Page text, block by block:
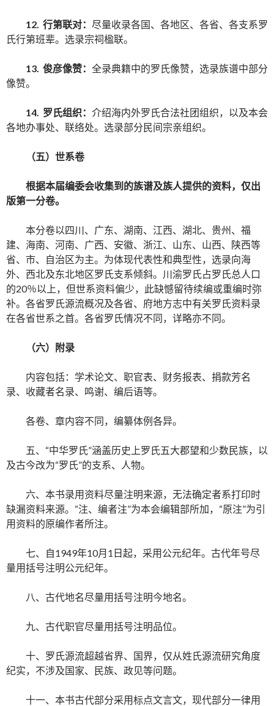
12. 行第联对： 尽量收录各国、各地区、各省、各支系罗
氏行第班辈。选录宗祠楹联。
13. 俊彦像赞： 全录典籍中的罗氏像赞，选录族谱中部分
像赞。
14. 罗氏组织： 介绍海内外罗氏合法社团组织，以及本会
各地办事处、联络处。选录部分民间宗亲组织。
（五）世系卷
根据本届编委会收集到的族谱及族人提供的资料，仅出
版第一分卷。
本分卷以四川、广东、湖南、江西、湖北、贵州、福
建、海南、河南、广西、安徽、浙江、山东、山西、陕西等
省、市、自治区为主。为体现代表性和典型性，选录向海
外、西北及东北地区罗氏支系倾斜。川渝罗氏占罗氏总人口
的20％以上，但世系资料偏少，此缺憾留待续编或重编时弥
补。各省罗氏源流概况及各省、府地方志中有关罗氏资料录
在各省世系之首。各省罗氏情况不同，详略亦不同。
（六）附录
内容包括：学术论文、职官表、财务报表、捐款芳名
录、收藏者名录、鸣谢、编后语等。
各卷、章内容不同，编纂体例各异。
五、“中华罗氏”涵盖历史上罗氏五大郡望和少数民族，以
及古今改为“罗氏”的支系、人物。
六、本书录用资料尽量注明来源，无法确定者系打印时
缺漏资料来源。“注、编者注”为本会编辑部所加，“原注”为引
用资料的原编作者所注。
七、自1949年10月1日起，采用公元纪年。古代年号尽
量用括号注明公元纪年。
八、古代地名尽量用括号注明今地名。
九、古代职官尽量用括号注明品位。
十、罗氏源流超越省界、国界，仅从姓氏源流研究角度
纪实，不涉及国家、民族、政见等问题。
十一、本书古代部分采用标点文言文，现代部分一律用